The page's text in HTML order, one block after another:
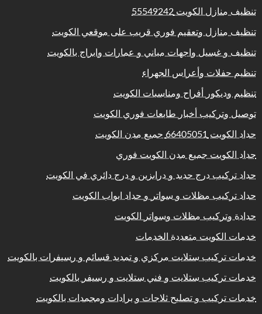
تنظيف منازل الكويت 55549242
تنظيف منازل وتعقيم فوري قريب على موقعي الكويت
تنظيف و غسيل واجهات مباني و عمارات وابراج بالكويت
تنظيم حفلات وأعراس الجهراء
تنظيم وديكور أفراح ومناسبات الكويت
توصيل وتركيب أخبار طابعات فوري الكويت
حداد الكويت 66405051 جميع مدن الكويت
حداد الكويت جميع مدن الكويت فوري
حداد تركيب درج حديد و درابزين و درج دائري في الكويت
حداد تركيب مظلات و سواتر و حداد ابواب الكويت
حدادة وتركيب مظلات وسواتر الكويت
خدمات الكويت متعددة الخدمات
خدمات تركيب ستلايت مركزي و تمديد قسائم و رسيفرات بالكويت
خدمات تركيب ستلايت و فني ستلايت و رسيفر بالكويت
خدمات تركيب و تصليح ثلاجات و برادات ومجمدات بالكويت